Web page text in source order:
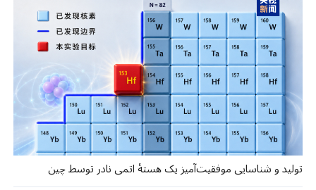
تولید و شناسایی موفقیت‌آمیز یک هستهٔ اتمی نادر توسط چین